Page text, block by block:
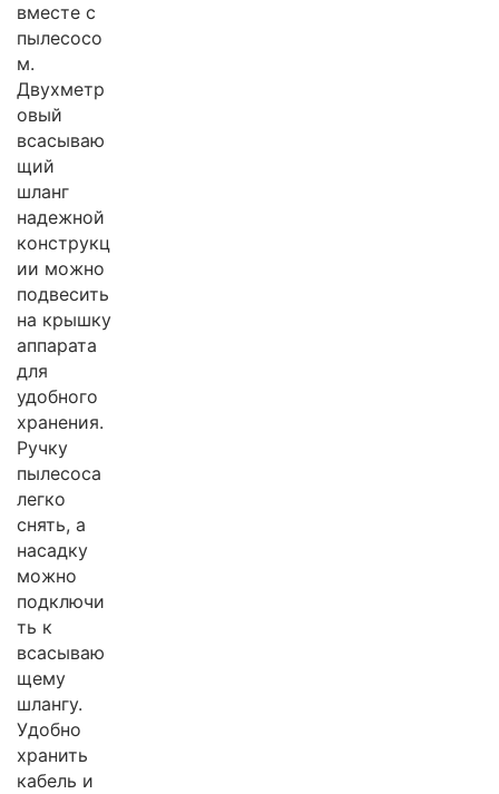
вместе с
пылесосо
м.
Двухметр
овый
всасываю
щий
шланг
надежной
конструкц
ии можно
подвесить
на крышку
аппарата
для
удобного
хранения.
Ручку
пылесоса
легко
снять, а
насадку
можно
подключи
ть к
всасываю
щему
шлангу.
Удобно
хранить
кабель и